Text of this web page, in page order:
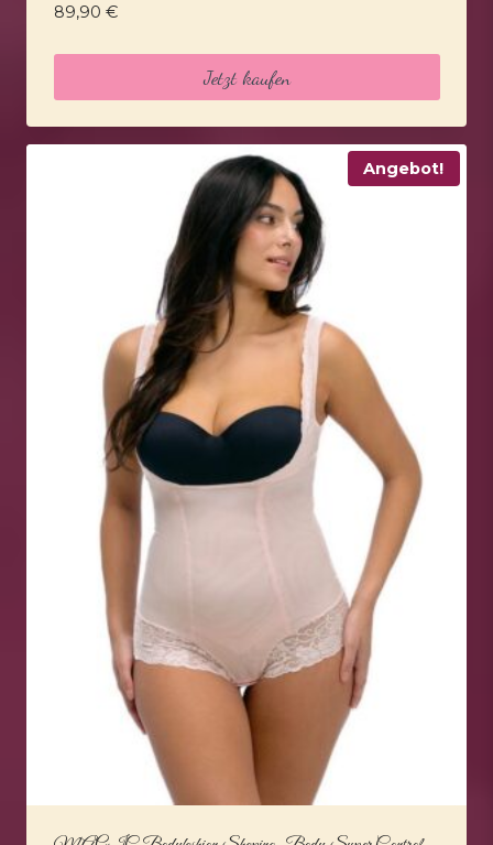
89,90 €
Jetzt kaufen
Angebot!